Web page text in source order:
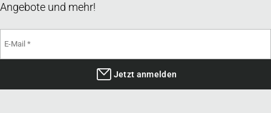
Angebote und mehr!
Jetzt anmelden